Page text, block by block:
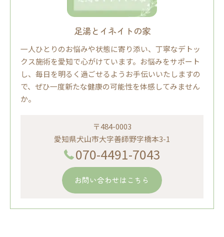
足湯とイネイトの家
一人ひとりのお悩みや状態に寄り添い、丁寧なデトッ
クス施術を愛知で心がけています。お悩みをサポート
し、毎日を明るく過ごせるようお手伝いいたしますの
で、ぜひ一度新たな健康の可能性を体感してみません
か。
〒484-0003
愛知県犬山市大字善師野字橋本3-1
070-4491-7043
お問い合わせはこちら